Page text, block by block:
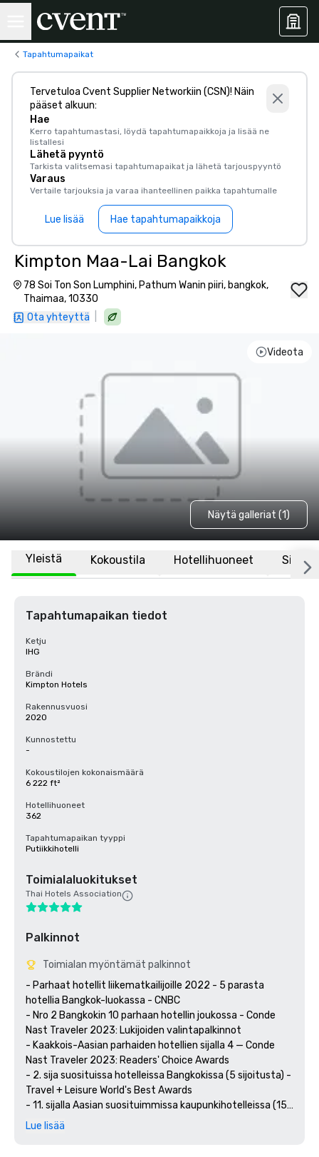
Tapahtumapaikat
Tervetuloa Cvent Supplier Networkiin (CSN)! Näin
pääset alkuun:
Hae
Kerro tapahtumastasi, löydä tapahtumapaikkoja ja lisää ne
listallesi
Lähetä pyyntö
Tarkista valitsemasi tapahtumapaikat ja lähetä tarjouspyyntö
Varaus
Vertaile tarjouksia ja varaa ihanteellinen paikka tapahtumalle
Lue lisää Hae tapahtumapaikkoja
Kimpton Maa-Lai Bangkok
78 Soi Ton Son Lumphini, Pathum Wanin piiri, bangkok,
Thaimaa, 10330
Ota yhteyttä
Videota
Näytä galleriat (1)
Yleistä Kokoustila Hotellihuoneet Sijainti
Tapahtumapaikan tiedot
Ketju
IHG
Brändi
Kimpton Hotels
Rakennusvuosi
2020
Kunnostettu
-
Kokoustilojen kokonaismäärä
6 222 ft²
Hotellihuoneet
362
Tapahtumapaikan tyyppi
Putiikkihotelli
Toimialaluokitukset
Thai Hotels Association
Palkinnot
Toimialan myöntämät palkinnot
- Parhaat hotellit liikematkailijoille 2022 - 5 parasta
hotellia Bangkok-luokassa - CNBC
- Nro 2 Bangkokin 10 parhaan hotellin joukossa - Conde
Nast Traveler 2023: Lukijoiden valintapalkinnot
- Kaakkois-Aasian parhaiden hotellien sijalla 4 — Conde
Nast Traveler 2023: Readers' Choice Awards
- 2. sija suosituissa hotelleissa Bangkokissa (5 sijoitusta) -
Travel + Leisure World's Best Awards
- 11. sijalla Aasian suosituimmissa kaupunkihotelleissa (15
sijoitusta) - Travel + Leisure World's Best Awards
Lue lisää